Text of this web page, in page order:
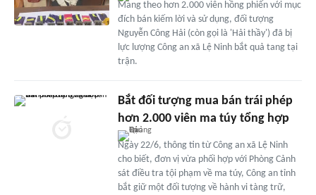
Mang theo hơn 2.000 viên hồng phiến với mục
đích bán kiếm lời và sử dụng, đối tượng
Nguyễn Công Hải (còn gọi là 'Hải thầy') đã bị
lực lượng Công an xã Lệ Ninh bắt quả tang tại
trận.
Bắt đối tượng mua bán trái phép
hơn 2.000 viên ma túy tổng hợp
Ngày 22/6, thông tin từ Công an xã Lệ Ninh
cho biết, đơn vị vừa phối hợp với Phòng Cảnh
sát điều tra tội phạm về ma túy, Công an tỉnh
bắt giữ một đối tượng về hành vi tàng trữ,